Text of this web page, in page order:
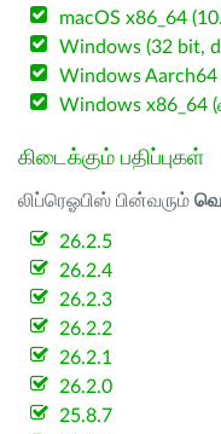
macOS x86_64
Windows (32 bit,
Windows Aarch64
Windows x86_64
கிடைக்கும் பதிப்புகள்
லிப்ரெஓபிஸ் பின்வரும்
26.2.5
26.2.4
26.2.3
26.2.2
26.2.1
26.2.0
25.8.7